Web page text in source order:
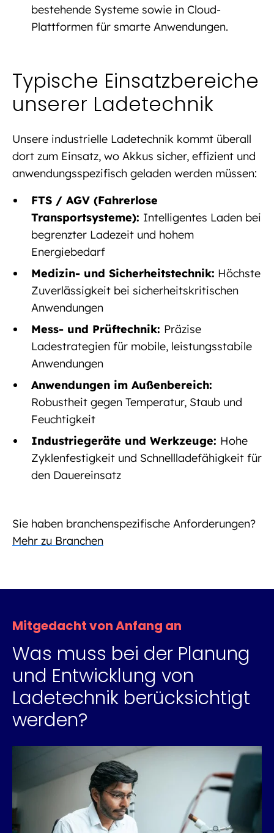
bestehende Systeme sowie in Cloud-
Plattformen für smarte Anwendungen.
Typische Einsatzbereiche
unserer Ladetechnik
Unsere industrielle Ladetechnik kommt überall
dort zum Einsatz, wo Akkus sicher, effizient und
anwendungsspezifisch geladen werden müssen:
FTS / AGV (Fahrerlose
Transportsysteme): Intelligentes Laden bei
begrenzter Ladezeit und hohem
Energiebedarf
Medizin- und Sicherheitstechnik: Höchste
Zuverlässigkeit bei sicherheitskritischen
Anwendungen
Mess- und Prüftechnik: Präzise
Ladestrategien für mobile, leistungsstabile
Anwendungen
Anwendungen im Außenbereich:
Robustheit gegen Temperatur, Staub und
Feuchtigkeit
Industriegeräte und Werkzeuge: Hohe
Zyklenfestigkeit und Schnellladefähigkeit für
den Dauereinsatz
Sie haben branchenspezifische Anforderungen?
Mehr zu Branchen
Mitgedacht von Anfang an
Was muss bei der Planung
und Entwicklung von
Ladetechnik berücksichtigt
werden?